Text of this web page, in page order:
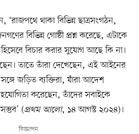
থাকা বিভিন্ন ছাত্রসংগঠন,
বিভিন্ন গোষ্ঠী প্রশ্ন করেছে, এটাকে
বিচার করার সুযোগ আছে কি না।
তাতে তাঁরা দেখেছেন, এই আইনের
জড়িত ব্যক্তিরা, যাঁরা আদেশ
করেছেন, তাঁদের সবাইকে
(প্রথম আলো, ১৪ আগস্ট ২০২৪)।